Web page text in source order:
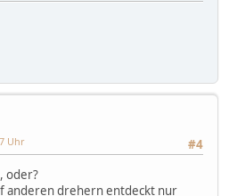
#4
Uhr
oder?
anderen drehern entdeckt nur